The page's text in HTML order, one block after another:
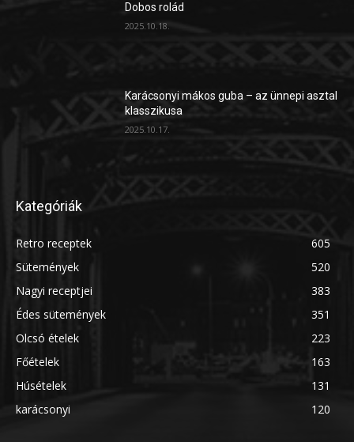
Dobos rolád
2025.10.18.
Karácsonyi mákos guba – az ünnepi asztal
klasszikusa
2025.10.17.
Kategóriák
Retro receptek
605
Sütemények
520
Nagyi receptjei
383
Édes sütemények
351
Olcsó ételek
223
Főételek
163
Húsételek
131
karácsonyi
120